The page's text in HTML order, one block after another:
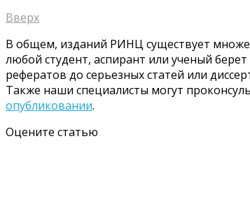
Вверх
В общем, изданий РИНЦ существует
любой студент, аспирант или ученый
рефератов до серьезных статей или
Также наши специалисты могут
опубликовании.
Оцените статью